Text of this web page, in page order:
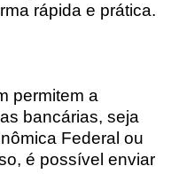
rápida e prática.
permitem a
bancárias, seja
Federal ou
é possível enviar